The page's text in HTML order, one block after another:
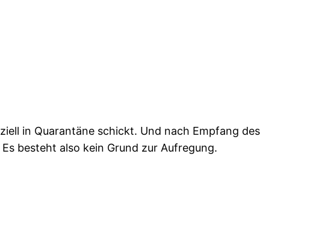
in Quarantäne schickt. Und nach Empfang des
besteht also kein Grund zur Aufregung.